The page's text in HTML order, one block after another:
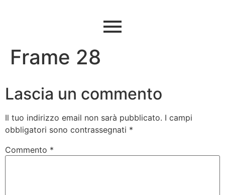
Frame 28
Lascia un commento
Il tuo indirizzo email non sarà pubblicato. I campi
obbligatori sono contrassegnati *
Commento *